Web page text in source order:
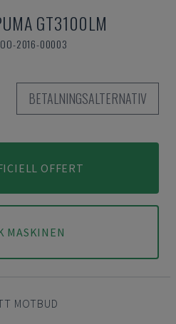
GT3100LM
2016-00003
BETALNINGSALTERNATIV
OFFERT
MASKINEN
MOTBUD